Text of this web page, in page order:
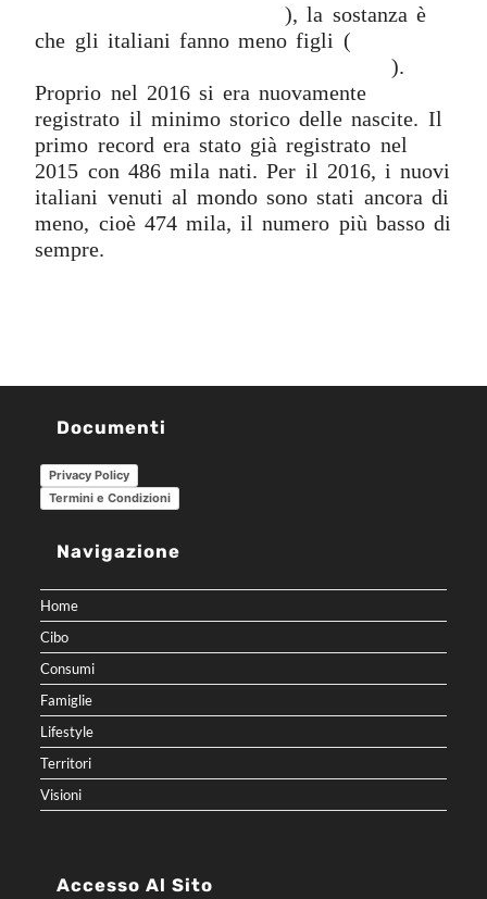
riescono a tornare a lavoro), la sostanza è
che gli italiani fanno meno figli (
nostro articolo sul crollo della natalità).
Proprio nel 2016 si era nuovamente
registrato il minimo storico delle nascite. Il
primo record era stato già registrato nel
2015 con 486 mila nati. Per il 2016, i nuovi
italiani venuti al mondo sono stati ancora di
meno, cioè 474 mila, il numero più basso di
sempre.
Documenti
Privacy Policy
Termini e Condizioni
Navigazione
Home
Cibo
Consumi
Famiglie
Lifestyle
Territori
Visioni
Accesso Al Sito